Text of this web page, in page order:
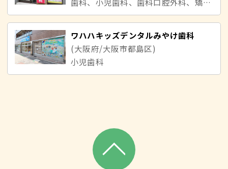
ワハハキッズデンタルみやけ歯科
(大阪府/大阪市都島区)
小児歯科